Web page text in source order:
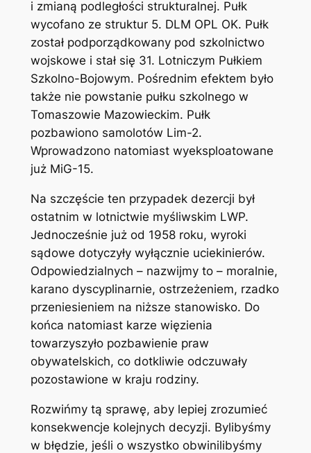
i zmianą podległości strukturalnej. Pułk
wycofano ze struktur 5. DLM OPL OK. Pułk
został podporządkowany pod szkolnictwo
wojskowe i stał się 31. Lotniczym Pułkiem
Szkolno-Bojowym. Pośrednim efektem było
także nie powstanie pułku szkolnego w
Tomaszowie Mazowieckim. Pułk
pozbawiono samolotów Lim-2.
Wprowadzono natomiast wyeksploatowane
już MiG-15.
Na szczęście ten przypadek dezercji był
ostatnim w lotnictwie myśliwskim LWP.
Jednocześnie już od 1958 roku, wyroki
sądowe dotyczyły wyłącznie uciekinierów.
Odpowiedzialnych – nazwijmy to – moralnie,
karano dyscyplinarnie, ostrzeżeniem, rzadko
przeniesieniem na niższe stanowisko. Do
końca natomiast karze więzienia
towarzyszyło pozbawienie praw
obywatelskich, co dotkliwie odczuwały
pozostawione w kraju rodziny.
Rozwińmy tą sprawę, aby lepiej zrozumieć
konsekwencje kolejnych decyzji. Bylibyśmy
w błędzie, jeśli o wszystko obwinilibyśmy